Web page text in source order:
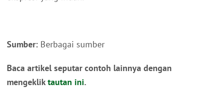
Sumber: Berbagai sumber
Baca artikel seputar contoh lainnya dengan
mengekliktautan ini.